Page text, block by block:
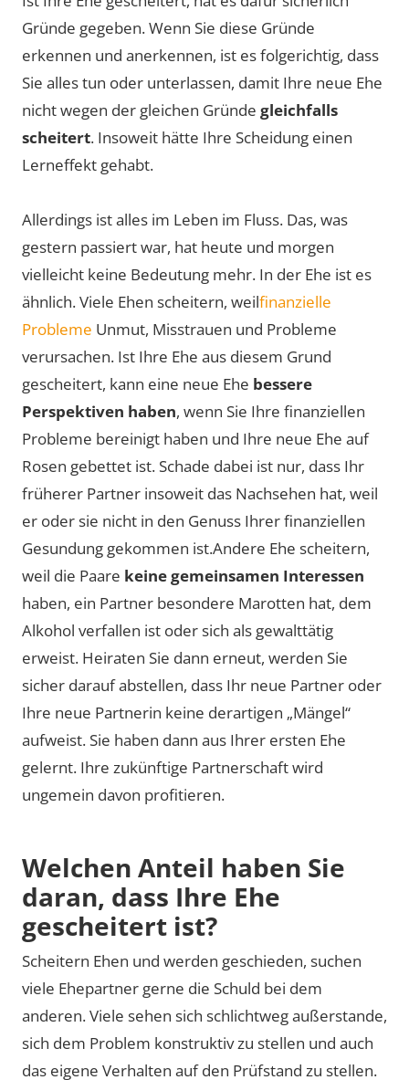
Video laden
Gründe gegeben. Wenn Sie diese Gründe
erkennen und anerkennen, ist es folgerichtig, dass
Sie alles tun oder unterlassen, damit Ihre neue Ehe
nicht wegen der gleichen Gründe gleichfalls
scheitert. Insoweit hätte Ihre Scheidung einen
Lerneffekt gehabt.
Allerdings ist alles im Leben im Fluss. Das, was
gestern passiert war, hat heute und morgen
vielleicht keine Bedeutung mehr. In der Ehe ist es
ähnlich. Viele Ehen scheitern, weilfinanzielle
Probleme Unmut, Misstrauen und Probleme
verursachen. Ist Ihre Ehe aus diesem Grund
gescheitert, kann eine neue Ehe bessere
Perspektiven haben, wenn Sie Ihre finanziellen
Probleme bereinigt haben und Ihre neue Ehe auf
Rosen gebettet ist. Schade dabei ist nur, dass Ihr
früherer Partner insoweit das Nachsehen hat, weil
er oder sie nicht in den Genuss Ihrer finanziellen
Gesundung gekommen ist.Andere Ehe scheitern,
weil die Paare keine gemeinsamen Interessen
haben, ein Partner besondere Marotten hat, dem
Alkohol verfallen ist oder sich als gewalttätig
erweist. Heiraten Sie dann erneut, werden Sie
sicher darauf abstellen, dass Ihr neue Partner oder
Ihre neue Partnerin keine derartigen „Mängel“
aufweist. Sie haben dann aus Ihrer ersten Ehe
gelernt. Ihre zukünftige Partnerschaft wird
ungemein davon profitieren.
Welchen Anteil haben Sie
daran, dass Ihre Ehe
gescheitert ist?
Scheitern Ehen und werden geschieden, suchen
viele Ehepartner gerne die Schuld bei dem
anderen. Viele sehen sich schlichtweg außerstande,
sich dem Problem konstruktiv zu stellen und auch
das eigene Verhalten auf den Prüfstand zu stellen.